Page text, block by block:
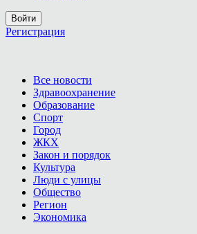
Войти
Регистрация
Все новости
Здравоохранение
Образование
Спорт
Город
ЖКХ
Закон и порядок
Культура
Люди с улицы
Общество
Регион
Экономика